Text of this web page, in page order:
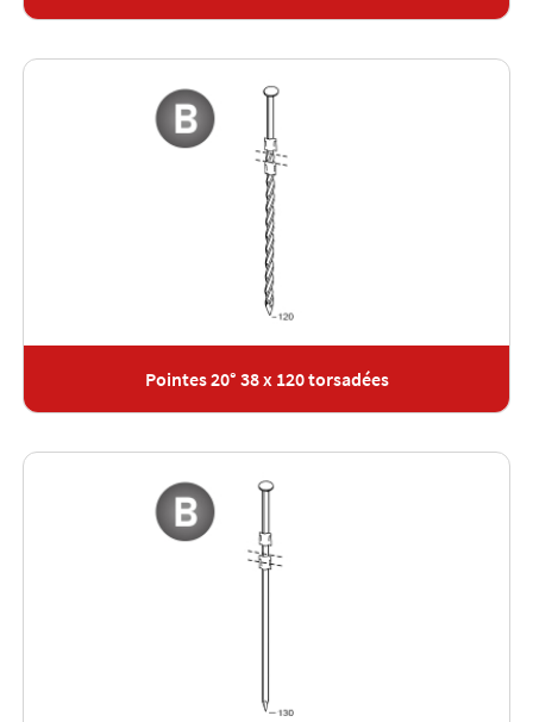
Pointes 20° 38 x 120 torsadées